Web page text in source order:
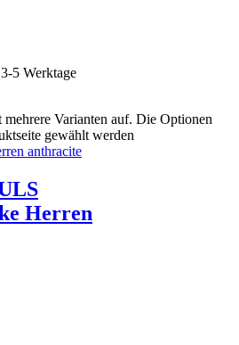
5 Werktage
Varianten auf. Die Optionen
gewählt werden
Herren